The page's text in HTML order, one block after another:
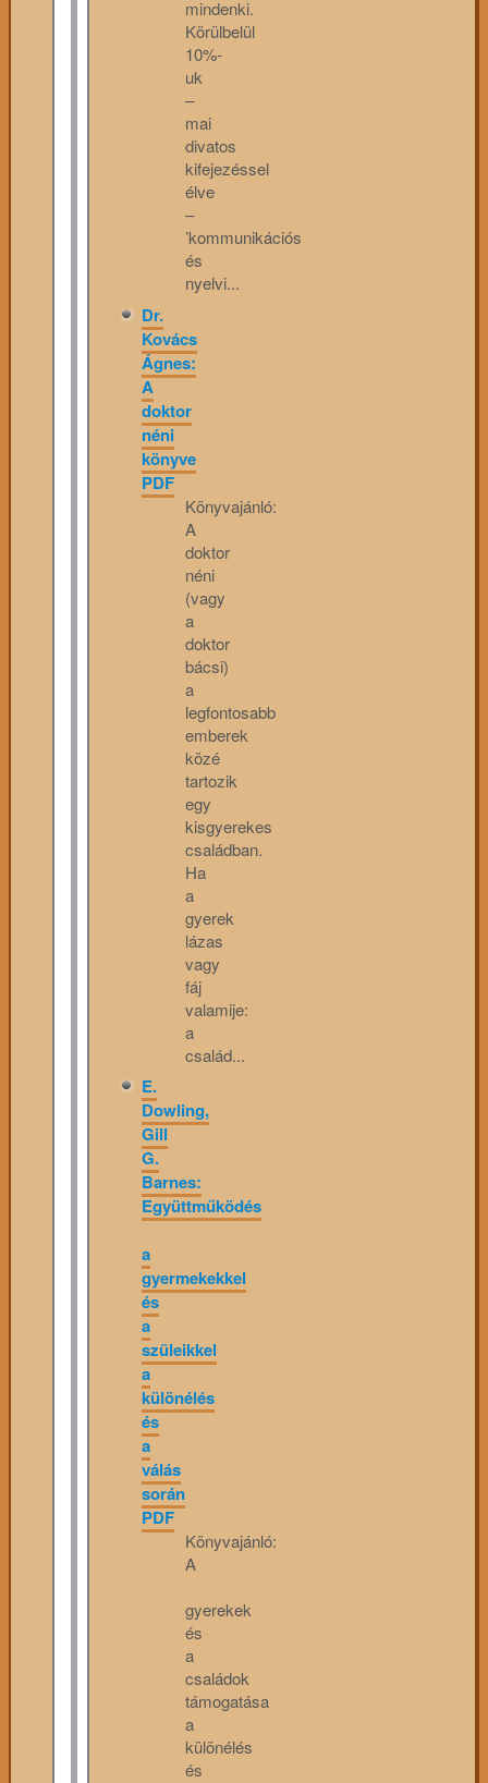
mindenki.
Körülbelül
10%-
uk
–
mai
divatos
kifejezéssel
élve
–
’kommunikációs
és
nyelvi...
Dr.
Kovács
Ágnes:
A
doktor
néni
könyve
PDF
Könyvajánló:
A
doktor
néni
(vagy
a
doktor
bácsi)
a
legfontosabb
emberek
közé
tartozik
egy
kisgyerekes
családban.
Ha
a
gyerek
lázas
vagy
fáj
valamije:
a
család...
E.
Dowling,
Gill
G.
Barnes:
Együttműködés
a
gyermekekkel
és
a
szüleikkel
a
különélés
és
a
válás
során
PDF
Könyvajánló:
A
gyerekek
és
a
családok
támogatása
a
különélés
és